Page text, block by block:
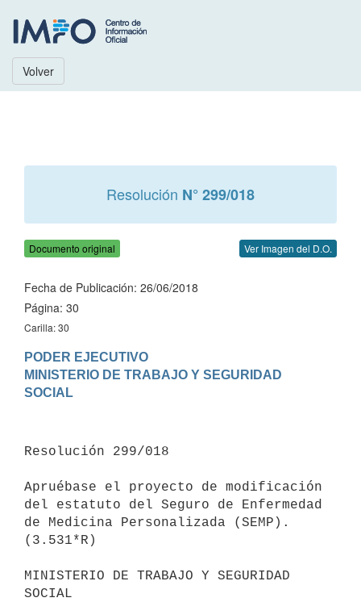
Volver
Resolución N° 299/018
Documento original Ver Imagen del D.O.
Fecha de Publicación: 26/06/2018
Página: 30
Carilla: 30
PODER EJECUTIVO
MINISTERIO DE TRABAJO Y SEGURIDAD
Resolución 299/018
Apruébase el proyecto de modificación
del estatuto del Seguro de Enfermedad
de Medicina Personalizada (SEMP).
(3.531*R)
MINISTERIO DE TRABAJO Y SEGURIDAD
SOCIAL